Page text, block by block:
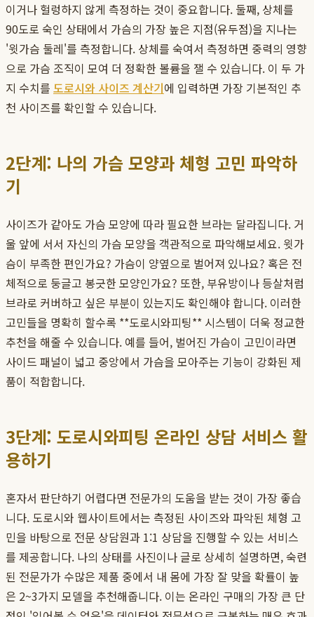
이거나 헐렁하지 않게 측정하는 것이 중요합니다. 둘째, 상체를
90도로 숙인 상태에서 가슴의 가장 높은 지점(유두점)을 지나는
'윗가슴 둘레'를 측정합니다. 상체를 숙여서 측정하면 중력의 영향
으로 가슴 조직이 모여 더 정확한 볼륨을 잴 수 있습니다. 이 두 가
지 수치를 도로시와 사이즈 계산기에 입력하면 가장 기본적인 추
천 사이즈를 확인할 수 있습니다.
2단계: 나의 가슴 모양과 체형 고민 파악하
기
사이즈가 같아도 가슴 모양에 따라 필요한 브라는 달라집니다. 거
울 앞에 서서 자신의 가슴 모양을 객관적으로 파악해보세요. 윗가
슴이 부족한 편인가요? 가슴이 양옆으로 벌어져 있나요? 혹은 전
체적으로 둥글고 봉긋한 모양인가요? 또한, 부유방이나 등살처럼
브라로 커버하고 싶은 부분이 있는지도 확인해야 합니다. 이러한
고민들을 명확히 할수록 **도로시와피팅** 시스템이 더욱 정교한
추천을 해줄 수 있습니다. 예를 들어, 벌어진 가슴이 고민이라면
사이드 패널이 넓고 중앙에서 가슴을 모아주는 기능이 강화된 제
품이 적합합니다.
3단계: 도로시와피팅 온라인 상담 서비스 활
용하기
혼자서 판단하기 어렵다면 전문가의 도움을 받는 것이 가장 좋습
니다. 도로시와 웹사이트에서는 측정된 사이즈와 파악된 체형 고
민을 바탕으로 전문 상담원과 1:1 상담을 진행할 수 있는 서비스
를 제공합니다. 나의 상태를 사진이나 글로 상세히 설명하면, 숙련
된 전문가가 수많은 제품 중에서 내 몸에 가장 잘 맞을 확률이 높
은 2~3가지 모델을 추천해줍니다. 이는 온라인 구매의 가장 큰 단